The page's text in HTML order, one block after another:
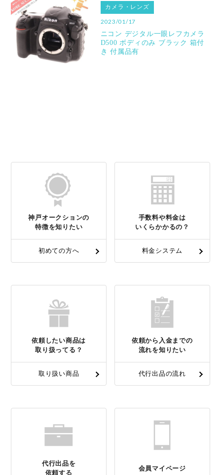
カメラ・レンズ
2023/01/17
ニコン デジタル一眼レフカメラ
D500 ボディのみ ブラック 箱付
き 付属品有
神戸オークションの
特徴を知りたい
初めての方へ
手数料や料金は
いくらかかるの？
料金システム
依頼したい商品は
取り扱ってる？
取り扱い商品
依頼から入金までの
流れを知りたい
代行出品の流れ
代行出品を
依頼する
会員マイページ